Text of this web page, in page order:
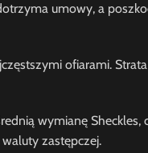
umowy, a
ofiarami.
wymianę Sheckles,
zastępczej.